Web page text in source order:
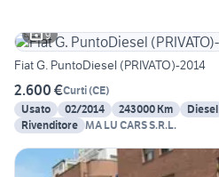
9
Fiat G. PuntoDiesel (PRIVATO)-2014
2.600 €Curti(CE)
Usato
02/2014 243000 Km Diesel
Rivenditore MA LU CARS S.R.L.